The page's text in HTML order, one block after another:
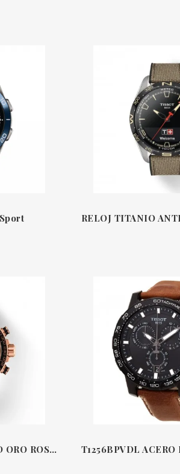
T1256RGPVD ACERO PVD ORO ROSA 45.5 MM CRONÓGRAFO SUPERSPORT TISSOT